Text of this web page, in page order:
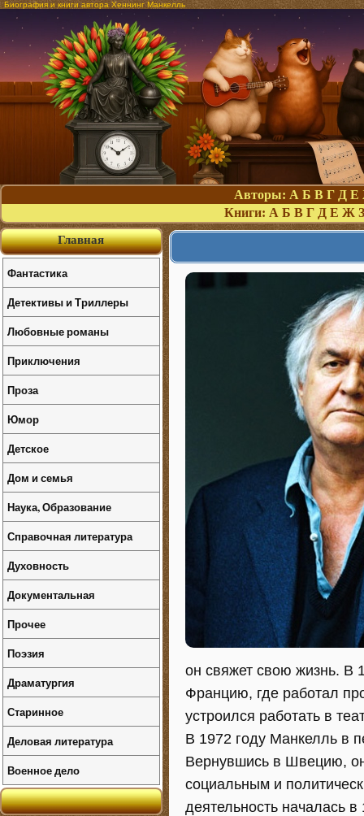
Биография и книги автора Хеннинг Манкелль
Авторы: А Б В Г Д Е
Книги: А Б В Г Д Е Ж З
он свяжет свою жизнь. В
Францию, где работал
устроился работать в
В 1972 году Манкелль в
Вернувшись в Швецию,
социальным и
деятельность началась
Главная
Фантастика
Детективы и Триллеры
Любовные романы
Приключения
Проза
Юмор
Детское
Дом и семья
Наука, Образование
Справочная литература
Духовность
Документальная
Прочее
Поэзия
Драматургия
Старинное
Деловая литература
Военное дело